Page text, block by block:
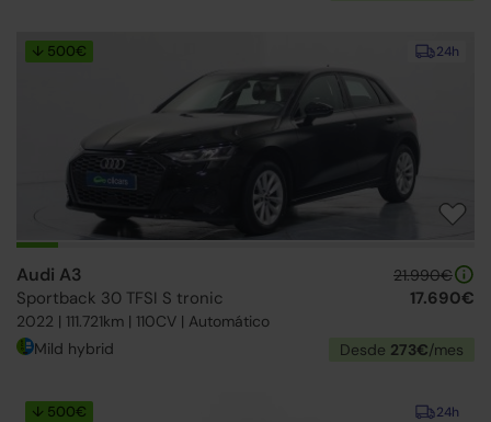
24h
↓ 500€
Audi A3
Sportback 30 TFSI S tronic
2022 | 111.721km | 110CV | Automático
21.990€
17.690€
Mild hybrid Desde 273€/mes
24h
↓ 500€